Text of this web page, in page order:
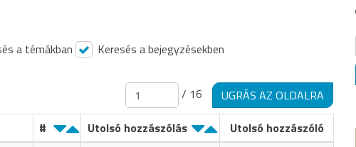
a témákban Keresés a bejegyzésekben
/ 16
UGRÁS AZ OLDALRA
# Utolsó hozzászólás
Utolsó hozzászóló